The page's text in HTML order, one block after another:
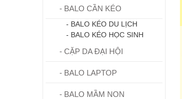
- BALO CẦN KÉO
- BALO KÉO DU LỊCH
- BALO KÉO HỌC SINH
- CẶP DA ĐẠI HỘI
- BALO LAPTOP
- BALO MẦM NON